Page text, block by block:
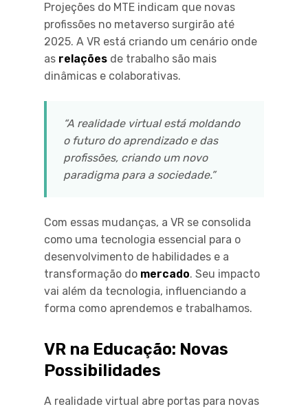
Projeções do MTE indicam que novas
profissões no metaverso surgirão até
2025. A VR está criando um cenário onde
as relações de trabalho são mais
dinâmicas e colaborativas.
“A realidade virtual está moldando
o futuro do aprendizado e das
profissões, criando um novo
paradigma para a sociedade.”
Com essas mudanças, a VR se consolida
como uma tecnologia essencial para o
desenvolvimento de habilidades e a
transformação do mercado. Seu impacto
vai além da tecnologia, influenciando a
forma como aprendemos e trabalhamos.
VR na Educação: Novas
Possibilidades
A realidade virtual abre portas para novas